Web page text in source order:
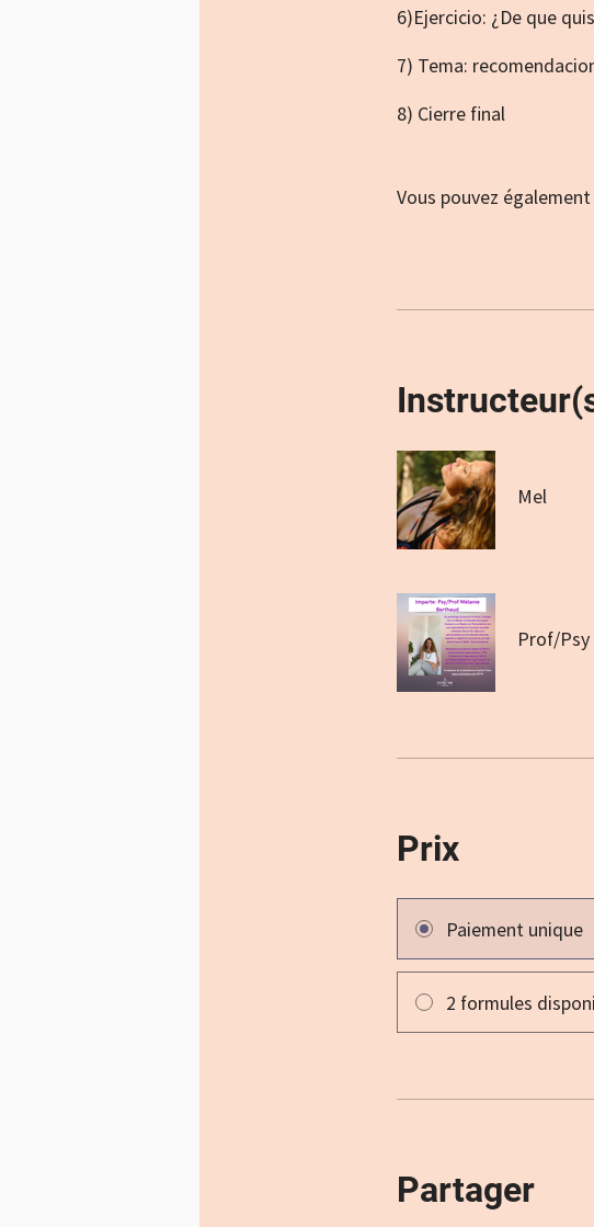
6)Ejercicio: ¿De que
7) Tema:
8) Cierre final
Vous pouvez
Mel
Prof/
Prix
Paiement unique
2 formules
Partager